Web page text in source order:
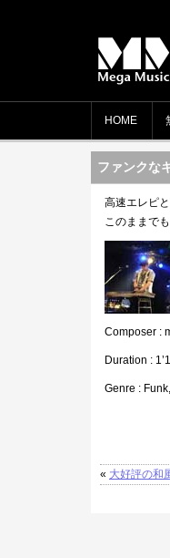
HOME
ファンクな
高速エレピ
このままで
Composer :
Duration :
Genre :
« 大好評の和